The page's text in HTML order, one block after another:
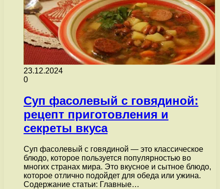
23.12.2024
0
Суп фасолевый с говядиной:
рецепт приготовления и
секреты вкуса
Суп фасолевый с говядиной — это классическое
блюдо, которое пользуется популярностью во
многих странах мира. Это вкусное и сытное блюдо,
которое отлично подойдет для обеда или ужина.
Содержание статьи: Главные…